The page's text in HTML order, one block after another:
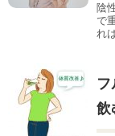
陰
で
れ
飲